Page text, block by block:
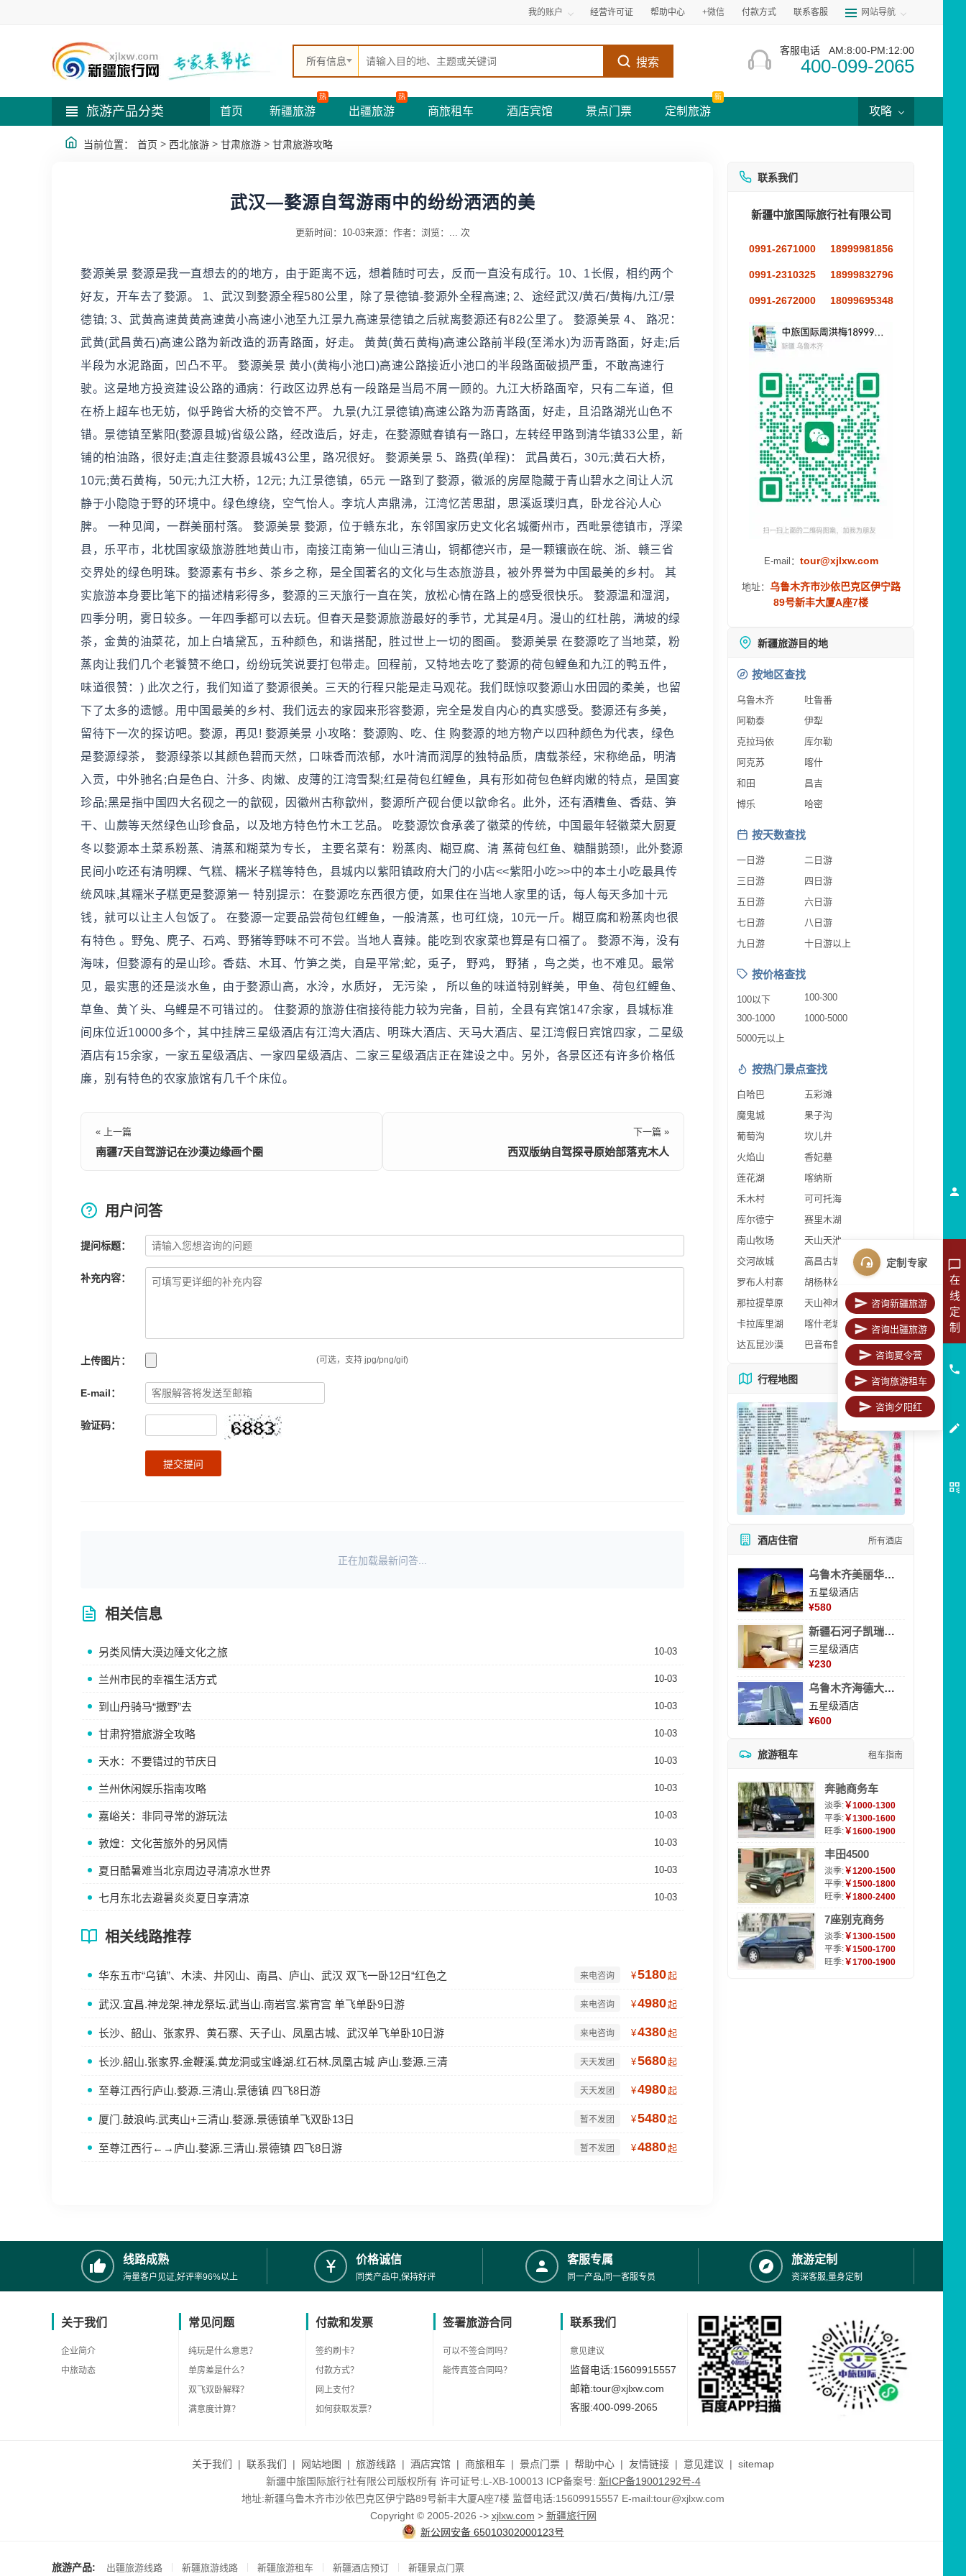
我的账户 经营许可证 帮助中心 +微信 付款方式 联系客服 网站导航
所有信息 搜索
客服电话 AM:8:00-PM:12:00
400-099-2065
旅游产品分类 首页 新疆旅游
热
出疆旅游
热
商旅租车 酒店宾馆 景点门票 定制旅游
新
攻略
当前位置： 首页 > 西北旅游 > 甘肃旅游 > 甘肃旅游攻略
武汉—婺源自驾游雨中的纷纷洒洒的美
更新时间：10-03来源： 作者： 浏览： ... 次
婺源美景 婺源是我一直想去的的地方，由于距离不远，想着随时可去，反而一直没有成行。10、1长假，相约两个
好友，开车去了婺源。 1、武汉到婺源全程580公里，除了景德镇-婺源外全程高速; 2、途经武汉/黄石/黄梅/九江/景
德镇; 3、武黄高速黄黄高速黄小高速小池至九江景九高速景德镇之后就离婺源还有82公里了。 婺源美景 4、 路况：
武黄(武昌黄石)高速公路为新改造的沥青路面，好走。 黄黄(黄石黄梅)高速公路前半段(至浠水)为沥青路面，好走;后
半段为水泥路面，凹凸不平。 婺源美景 黄小(黄梅小池口)高速公路接近小池口的半段路面破损严重，不敢高速行
驶。这是地方投资建设公路的通病：行政区边界总有一段路是当局不屑一顾的。九江大桥路面窄，只有二车道，但
在桥上超车也无妨，似乎跨省大桥的交管不严。 九景(九江景德镇)高速公路为沥青路面，好走，且沿路湖光山色不
错。景德镇至紫阳(婺源县城)省级公路，经改造后，好走，在婺源赋春镇有一路口，左转经甲路到清华镇33公里，新
铺的柏油路，很好走;直走往婺源县城43公里，路况很好。 婺源美景 5、路费(单程)： 武昌黄石，30元;黄石大桥，
10元;黄石黄梅，50元;九江大桥，12元; 九江景德镇，65元 一路到了婺源，徽派的房屋隐藏于青山碧水之间让人沉
静于小隐隐于野的环境中。绿色缭绕，空气怡人。李坑人声鼎沸，江湾忆苦思甜，思溪返璞归真，卧龙谷沁人心
脾。 一种见闻，一群美丽村落。 婺源美景 婺源，位于赣东北，东邻国家历史文化名城衢州市，西毗景德镇市，浮梁
县，乐平市，北枕国家级旅游胜地黄山市，南接江南第一仙山三清山，铜都德兴市，是一颗镶嵌在皖、浙、赣三省
交界处的绿色明珠。婺源素有书乡、茶乡之称，是全国著名的文化与生态旅游县，被外界誉为中国最美的乡村。 其
实旅游本身要比笔下的描述精彩得多，婺源的三天旅行一直在笑，放松心情在路上的感受很快乐。 婺源温和湿润，
四季分明，雾日较多。一年四季都可以去玩。但春天是婺源旅游最好的季节，尤其是4月。漫山的红杜鹃，满坡的绿
茶，金黄的油菜花，加上白墙黛瓦，五种颜色，和谐搭配，胜过世上一切的图画。 婺源美景 在婺源吃了当地菜，粉
蒸肉让我们几个老饕赞不绝口，纷纷玩笑说要打包带走。回程前，又特地去吃了婺源的荷包鲤鱼和九江的鸭五件，
味道很赞：) 此次之行，我们知道了婺源很美。三天的行程只能是走马观花。我们既惊叹婺源山水田园的柔美，也留
下了太多的遗憾。用中国最美的乡村、我们远去的家园来形容婺源，完全是发自内心的真实感受。婺源还有多美，
留待下一次的探访吧。婺源，再见! 婺源美景 小攻略：婺源购、吃、住 购婺源的地方物产以四种颜色为代表，绿色
是婺源绿茶， 婺源绿茶以其颜色碧而天然，口味香而浓郁，水叶清而润厚的独特品质，唐载茶经，宋称绝品，明清
入贡，中外驰名;白是色白、汁多、肉嫩、皮薄的江湾雪梨;红是荷包红鲤鱼，具有形如荷包色鲜肉嫩的特点，是国宴
珍品;黑是指中国四大名砚之一的歙砚，因徽州古称歙州，婺源所产砚台便以歙命名。此外，还有酒糟鱼、香菇、笋
干、山蕨等天然绿色山珍食品，以及地方特色竹木工艺品。 吃婺源饮食承袭了徽菜的传统，中国最年轻徽菜大厨夏
冬以婺源本土菜系粉蒸、清蒸和糊菜为专长， 主要名菜有：粉蒸肉、糊豆腐、清 蒸荷包红鱼、糖醋鹅颈!，此外婺源
民间小吃还有清明粿、气糕、糯米子糕等特色，县城内以紫阳镇政府大门的小店<<紫阳小吃>>中的本土小吃最具传
统风味,其糯米子糕更是婺源第一 特别提示：在婺源吃东西很方便，如果住在当地人家里的话，每人每天多加十元
钱，就可以让主人包饭了。 在婺源一定要品尝荷包红鲤鱼，一般清蒸，也可红烧，10元一斤。糊豆腐和粉蒸肉也很
有特色 。野兔、麂子、石鸡、野猪等野味不可不尝。当地人喜辣。能吃到农家菜也算是有口福了。 婺源不海，没有
海味，但婺源有的是山珍。香菇、木耳、竹笋之类，自是平常;蛇，兎子， 野鸡， 野猪 ，鸟之类，也不难见。最常
见，最实惠的还是淡水鱼，由于婺源山高，水泠，水质好， 无污染 ， 所以鱼的味道特别鲜美，甲鱼、荷包红鲤鱼、
草鱼、黄丫头、乌鲤是不可错过的。 住婺源的旅游住宿接待能力较为完备，目前，全县有宾馆147余家，县城标准
间床位近10000多个，其中挂牌三星级酒店有江湾大酒店、明珠大酒店、天马大酒店、星江湾假日宾馆四家，二星级
酒店有15余家，一家五星级酒店、一家四星级酒店、二家三星级酒店正在建设之中。另外，各景区还有许多价格低
廉，别有特色的农家旅馆有几千个床位。
« 上一篇
南疆7天自驾游记在沙漠边缘画个圈
下一篇 »
西双版纳自驾探寻原始部落克木人
用户问答
提问标题：
补充内容：
上传图片： (可选，支持 jpg/png/gif)
E-mail：
验证码：
提交提问
正在加载最新问答...
相关信息
另类风情大漠边陲文化之旅 10-03
兰州市民的幸福生活方式 10-03
到山丹骑马“撒野”去 10-03
甘肃狩猎旅游全攻略 10-03
天水：不要错过的节庆日 10-03
兰州休闲娱乐指南攻略 10-03
嘉峪关：非同寻常的游玩法 10-03
敦煌：文化苦旅外的另风情 10-03
夏日酷暑难当北京周边寻清凉水世界 10-03
七月东北去避暑炎炎夏日享清凉 10-03
相关线路推荐
华东五市“乌镇”、木渎、井冈山、南昌、庐山、武汉 双飞一卧12日“红色之 来电咨询 ¥5180起
武汉.宜昌.神龙架.神龙祭坛.武当山.南岩宫.紫宵宫 单飞单卧9日游 来电咨询 ¥4980起
长沙、韶山、张家界、黄石寨、天子山、凤凰古城、武汉单飞单卧10日游 来电咨询 ¥4380起
长沙.韶山.张家界.金鞭溪.黄龙洞或宝峰湖.红石林.凤凰古城 庐山.婺源.三清 天天发团 ¥5680起
至尊江西行庐山.婺源.三清山.景德镇 四飞8日游 天天发团 ¥4980起
厦门.鼓浪屿.武夷山+三清山.婺源.景德镇单飞双卧13日 暂不发团 ¥5480起
至尊江西行←→庐山.婺源.三清山.景德镇 四飞8日游 暂不发团 ¥4880起
联系我们
新疆中旅国际旅行社有限公司
0991-2671000 18999981856
0991-2310325 18999832796
0991-2672000 18099695348
E-mail： tour@xjlxw.com
地址： 乌鲁木齐市沙依巴克区伊宁路
89号新丰大厦A座7楼
新疆旅游目的地
按地区查找
乌鲁木齐
吐鲁番
阿勒泰
伊犁
克拉玛依
库尔勒
阿克苏
喀什
和田
昌吉
博乐
哈密
按天数查找
一日游
二日游
三日游
四日游
五日游
六日游
七日游
八日游
九日游
十日游以上
按价格查找
100以下
100-300
300-1000
1000-5000
5000元以上
按热门景点查找
白哈巴
五彩滩
魔鬼城
果子沟
葡萄沟
坎儿井
火焰山
香妃墓
莲花湖
喀纳斯
禾木村
可可托海
库尔德宁
赛里木湖
南山牧场
天山天池
交河故城
高昌古城
罗布人村寨
胡杨林公园
那拉提草原
天山神木园
卡拉库里湖
喀什老城区
达瓦昆沙漠
巴音布鲁克
行程地图 更多地图
酒店住宿 所有酒店
乌鲁木齐美丽华大酒
五星级酒店
¥580
新疆石河子凯瑞酒店
三星级酒店
¥230
乌鲁木齐海德大酒店
五星级酒店
¥600
旅游租车 租车指南
奔驰商务车
淡季:￥1000-1300
平季:￥1300-1600
旺季:￥1600-1900
丰田4500
淡季:￥1200-1500
平季:￥1500-1800
旺季:￥1800-2400
7座别克商务
淡季:￥1300-1500
平季:￥1500-1700
旺季:￥1700-1900
线路成熟
海量客户见证,好评率96%以上
价格诚信
同类产品中,保持好评
客服专属
同一产品,同一客服专员
旅游定制
资深客服,量身定制
关于我们
企业简介
中旅动态
常见问题
纯玩是什么意思？
单房差是什么？
双飞双卧解释？
满意度计算？
付款和发票
签约刷卡？
付款方式？
网上支付？
如何获取发票？
签署旅游合同
可以不签合同吗？
能传真签合同吗？
联系我们
意见建议
监督电话:15609915557
邮箱:tour@xjlxw.com
客服:400-099-2065
关于我们 | 联系我们 | 网站地图 | 旅游线路 | 酒店宾馆 | 商旅租车 | 景点门票 | 帮助中心 | 友情链接 | 意见建议 | sitemap
新疆中旅国际旅行社有限公司版权所有 许可证号:L-XB-100013 ICP备案号: 新ICP备19001292号-4
地址:新疆乌鲁木齐市沙依巴克区伊宁路89号新丰大厦A座7楼 监督电话:15609915557 E-mail:tour@xjlxw.com
Copyright © 2005-2026 -> xjlxw.com > 新疆旅行网
新公网安备 65010302000123号
旅游产品: 出疆旅游线路 新疆旅游线路 新疆旅游租车 新疆酒店预订 新疆景点门票
在
线
定
制
定制专家
咨询新疆旅游
咨询出疆旅游
咨询夏令营
咨询旅游租车
咨询夕阳红